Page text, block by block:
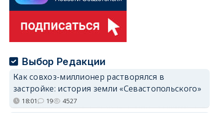
Выбор Редакции
Как совхоз-миллионер растворялся в
застройке: история земли «Севастопольского»
18:01 19 4527